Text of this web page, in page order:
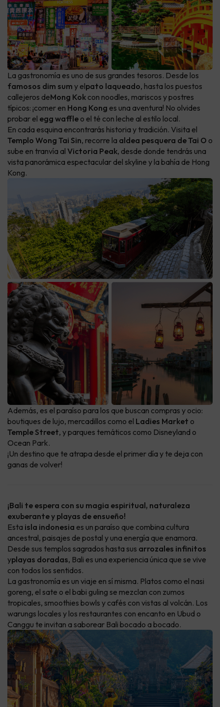
La gastronomía es uno de sus grandes tesoros. Desde los
famosos dim sum y elpato laqueado, hasta los puestos
callejeros deMong Kok con noodles, mariscos y postres
típicos: ¡comer en Hong Kong es una aventura! No olvides
probar el egg waffle o el té con leche al estilo local.
En cada esquina encontrarás historia y tradición. Visita el
Templo Wong Tai Sin, recorre la aldea pesquera de Tai O o
sube en tranvía al Victoria Peak, desde donde tendrás una
vista panorámica espectacular del skyline y la bahía de Hong
Kong.
Además, es el paraíso para los que buscan compras y ocio:
boutiques de lujo, mercadillos como el Ladies Market o
Temple Street, y parques temáticos como Disneyland o
Ocean Park.
¡Un destino que te atrapa desde el primer día y te deja con
ganas de volver!
¡Bali te espera con su magia espiritual, naturaleza
exuberante y playas de ensueño!
Esta isla indonesia es un paraíso que combina cultura
ancestral, paisajes de postal y una energía que enamora.
Desde sus templos sagrados hasta sus arrozales infinitos
yplayas doradas, Bali es una experiencia única que se vive
con todos los sentidos.
La gastronomía es un viaje en sí misma. Platos como el nasi
goreng, el sate o el babi guling se mezclan con zumos
tropicales, smoothies bowls y cafés con vistas al volcán. Los
warungs locales y los restaurantes con encanto en Ubud o
Canggu te invitan a saborear Bali bocado a bocado.